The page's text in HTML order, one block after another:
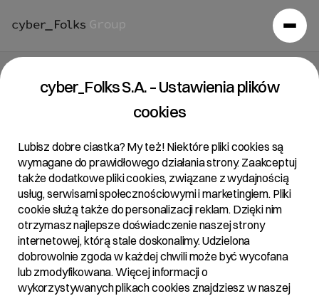
Raport bieżący 15/2019
Temat:
Ogłoszenie zaproszenia do składania ofert
sprzedaży akcji Spółki przez H88 S.A.
Podstawa Prawna:
Art. 17 ust. 1 MAR – informacje poufne.
cyber_Folks S.A. – Ustawienia plików
cookies
Lubisz dobre ciastka? My też! Niektóre pliki cookies są
wymagane do prawidłowego działania strony. Zaakceptuj
także dodatkowe pliki cookies, związane z wydajnością
usług, serwisami społecznościowymi i marketingiem. Pliki
cookie służą także do personalizacji reklam. Dzięki nim
otrzymasz najlepsze doświadczenie naszej strony
internetowej, którą stale doskonalimy. Udzielona
dobrowolnie zgoda w każdej chwili może być wycofana
lub zmodyfikowana. Więcej informacji o
wykorzystywanych plikach cookies znajdziesz w naszej